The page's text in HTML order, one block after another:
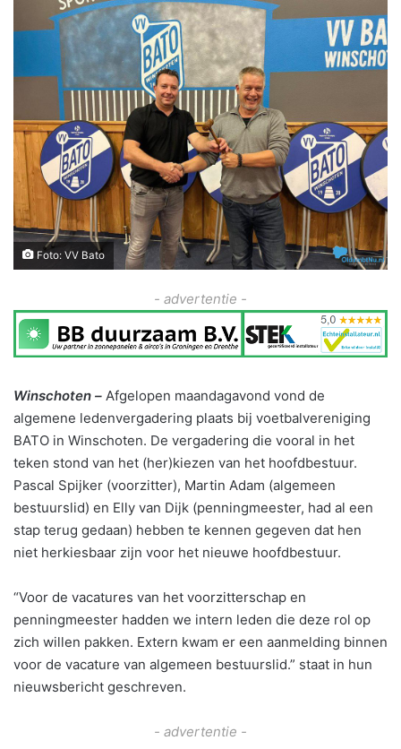
Foto: VV Bato
- advertentie -
Winschoten – Afgelopen maandagavond vond de
algemene ledenvergadering plaats bij voetbalvereniging
BATO in Winschoten. De vergadering die vooral in het
teken stond van het (her)kiezen van het hoofdbestuur.
Pascal Spijker (voorzitter), Martin Adam (algemeen
bestuurslid) en Elly van Dijk (penningmeester, had al een
stap terug gedaan) hebben te kennen gegeven dat hen
niet herkiesbaar zijn voor het nieuwe hoofdbestuur.
“Voor de vacatures van het voorzitterschap en
penningmeester hadden we intern leden die deze rol op
zich willen pakken. Extern kwam er een aanmelding binnen
voor de vacature van algemeen bestuurslid.” staat in hun
nieuwsbericht geschreven.
- advertentie -